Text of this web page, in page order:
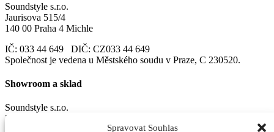
Spravovat Souhlas
Soundstyle s.r.o.
Jaurisova 515/4
140 00 Praha 4 Michle
IČ: 033 44 649 DIČ: CZ033 44 649
Společnost je vedena u Městského soudu v Praze, C 230520.
Showroom a sklad
Soundstyle s.r.o.
Zašovská 750